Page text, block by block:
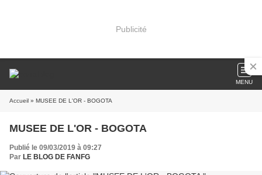
Publicité
MENU
Accueil » MUSEE DE L'OR - BOGOTA
MUSEE DE L'OR - BOGOTA
Publié le 09/03/2019 à 09:27
Par LE BLOG DE FANFG